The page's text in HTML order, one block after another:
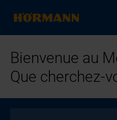
Bienvenue au
Que cherchez-